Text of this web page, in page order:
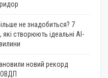
не знадобиться? 7
створюють ідеальні AI-
новий рекорд
ОВДП